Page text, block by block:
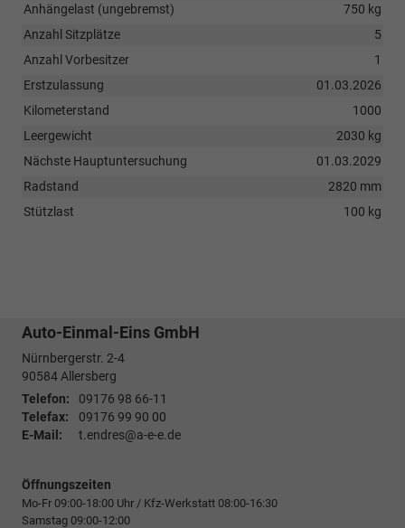
Anhängelast (ungebremst)
750 kg
Anzahl Sitzplätze
5
Anzahl Vorbesitzer
1
Erstzulassung
01.03.2026
Kilometerstand
1000
Leergewicht
2030 kg
Nächste Hauptuntersuchung
01.03.2029
Radstand
2820 mm
Stützlast
100 kg
Auto-Einmal-Eins GmbH
Nürnbergerstr. 2-4
90584Allersberg
Telefon:
09176 98 66-11
Telefax:
09176 99 90 00
E-Mail:
t.endres@a-e-e.de
Öffnungszeiten
Mo-Fr 09:00-18:00 Uhr / Kfz-Werkstatt 08:00-16:30
Samstag 09:00-12:00